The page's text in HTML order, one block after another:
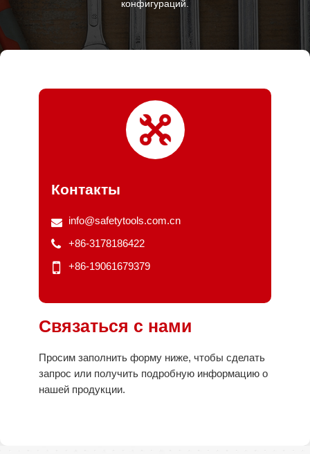
конфигураций.
Контакты
info@safetytools.com.cn
+86-3178186422
+86-19061679379
Связаться с нами
Просим заполнить форму ниже, чтобы сделать
запрос или получить подробную информацию о
нашей продукции.